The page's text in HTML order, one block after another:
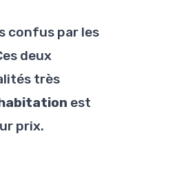
confus par les
deux
très
est
prix.